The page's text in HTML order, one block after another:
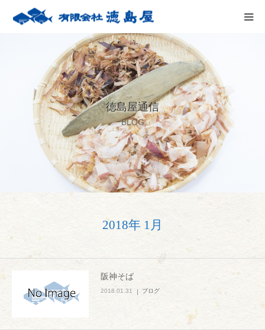
徳島屋通信
BLOG
2018年 1月
阪神そば
2018.01.31 ブログ
会社案内
徳島屋のこだわり
テストキッチン